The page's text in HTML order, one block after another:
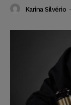
Karina Silvério -